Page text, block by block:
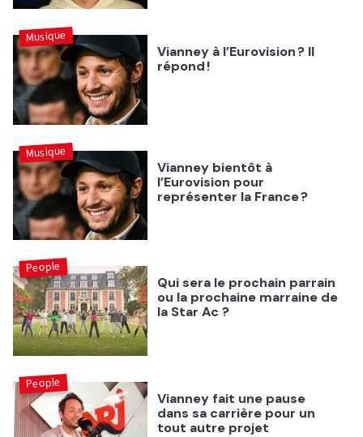
Vianney à l’Eurovision ? Il
répond !
Musique
Vianney bientôt à
l’Eurovision pour
représenter la France ?
Musique
Qui sera le prochain parrain
ou la prochaine marraine de
la Star Ac ?
People
Vianney fait une pause
dans sa carrière pour un
tout autre projet
People